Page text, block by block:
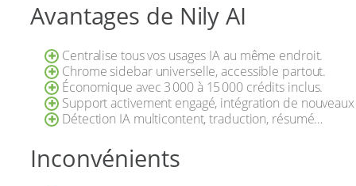
Avantages de Nily AI
Centralise tous vos usages IA au même endroit.
Chrome sidebar universelle, accessible partout.
Économique avec 3 000 à 15 000 crédits inclus.
Support activement engagé, intégration de
Détection IA multicontent, traduction, résumé…
Inconvénients